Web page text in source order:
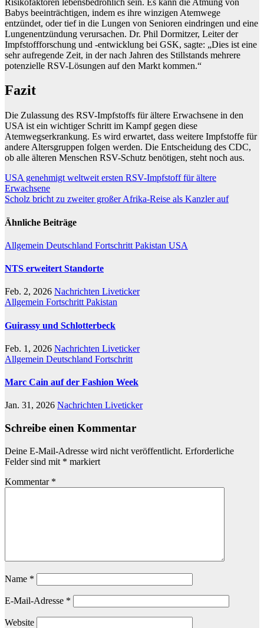
Babys beeinträchtigen, indem es ihre winzigen Atemwege
entzündet, oder tief in die Lungen von Senioren eindringen und eine
Lungenentzündung verursachen. Dr. Phil Dormitzer, Leiter der
Impfstoffforschung und -entwicklung bei GSK, sagte: „Dies ist eine
sehr aufregende Zeit, in der nach Jahren des Stillstands mehrere
potenzielle RSV-Lösungen auf den Markt kommen.“
Fazit
Die Zulassung des RSV-Impfstoffs für ältere Erwachsene in den
USA ist ein wichtiger Schritt im Kampf gegen diese
Atemwegserkrankung. Es wird erwartet, dass weitere Impfstoffe für
andere Altersgruppen folgen werden. Die Entscheidung des CDC,
ob alle älteren Menschen RSV-Schutz benötigen, steht noch aus.
Beitragsnavigation
USA genehmigt weltweit ersten RSV-Impfstoff für ältere
Erwachsene
Scholz bricht zu zweiter großer Afrika-Reise als Kanzler auf
Ähnliche Beiträge
Allgemein Deutschland Fortschritt Pakistan USA
NTS erweitert Standorte
Feb. 2, 2026 Nachrichten Liveticker
Allgemein Fortschritt Pakistan
Guirassy und Schlotterbeck
Feb. 1, 2026 Nachrichten Liveticker
Allgemein Deutschland Fortschritt
Marc Cain auf der Fashion Week
Jan. 31, 2026 Nachrichten Liveticker
Schreibe einen Kommentar
Deine E-Mail-Adresse wird nicht veröffentlicht. Erforderliche
Felder sind mit * markiert
Kommentar *
Name *
E-Mail-Adresse *
Website